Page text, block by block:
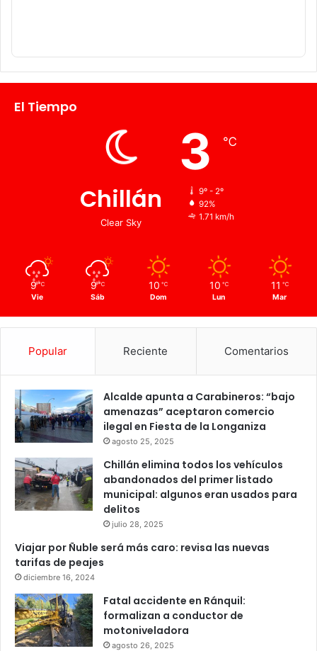
El Tiempo
Chillán
Clear Sky
3 ℃
9º - 2º
92%
1.71 km/h
9 ℃
Vie
9 ℃
Sáb
10 ℃
Dom
10 ℃
Lun
11 ℃
Mar
Popular Reciente Comentarios
Alcalde apunta a Carabineros: “bajo
amenazas” aceptaron comercio
ilegal en Fiesta de la Longaniza
agosto 25, 2025
Chillán elimina todos los vehículos
abandonados del primer listado
municipal: algunos eran usados para
delitos
julio 28, 2025
Viajar por Ñuble será más caro: revisa las nuevas
tarifas de peajes
diciembre 16, 2024
Fatal accidente en Ránquil:
formalizan a conductor de
motoniveladora
agosto 26, 2025